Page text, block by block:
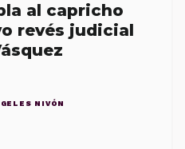
al capricho
revés judicial
NIVÓN